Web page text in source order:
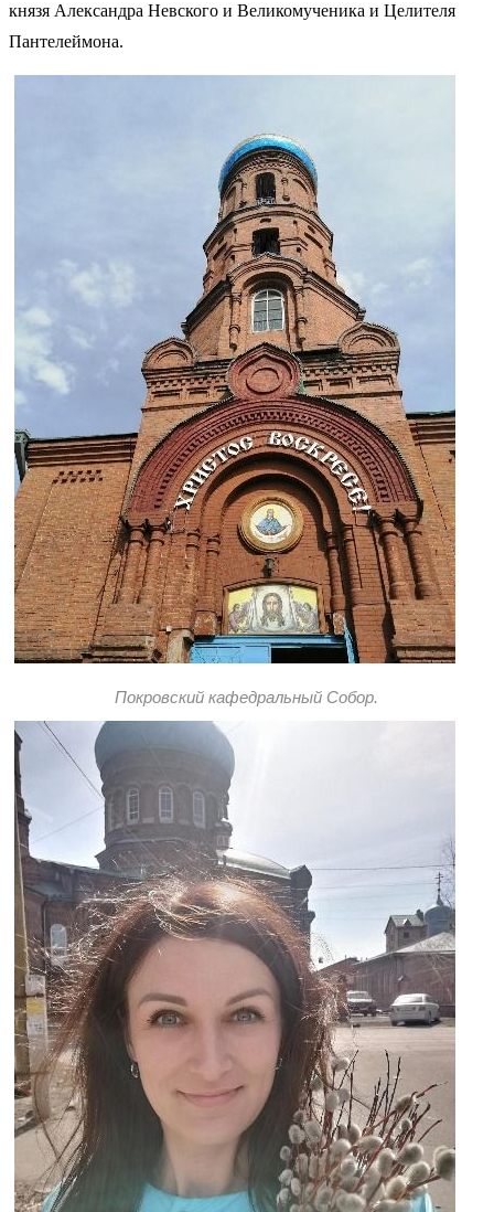
князя Александра Невского и Великомученика и Целителя
Пантелеймона.
Покровский кафедральный Собор.